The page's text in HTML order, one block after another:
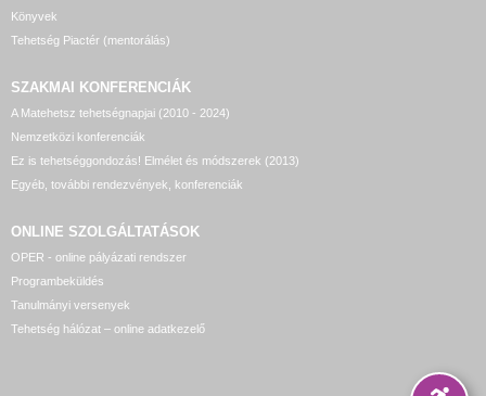
Könyvek
Tehetség Piactér (mentorálás)
SZAKMAI KONFERENCIÁK
A Matehetsz tehetségnapjai (2010 - 2024)
Nemzetközi konferenciák
Ez is tehetséggondozás! Elmélet és módszerek (2013)
Egyéb, további rendezvények, konferenciák
ONLINE SZOLGÁLTATÁSOK
OPER - online pályázati rendszer
Programbeküldés
Tanulmányi versenyek
Tehetség hálózat – online adatkezelő